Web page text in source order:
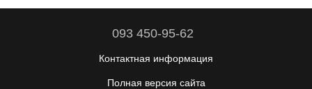
093 450-95-62
Контактная информация
Полная версия сайта